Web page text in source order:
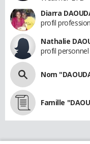
Diarra
profil
Nathalie
profil
Nom
Famille